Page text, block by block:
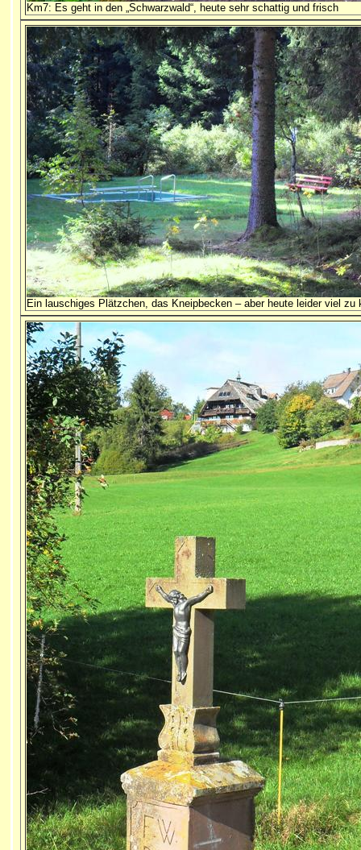
Km7: Es geht in den „Schwarzwald“, heute sehr schattig und frisch
Ein lauschiges Plätzchen, das Kneipbecken – aber heute leider viel zu